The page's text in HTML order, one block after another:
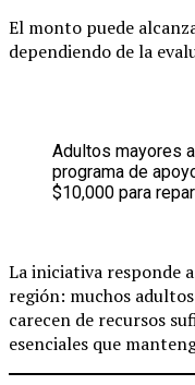
El monto puede
dependiendo de la
Adultos mayores
programa de
$10,000 para
La iniciativa responde
región: muchos
carecen de recursos
esenciales que